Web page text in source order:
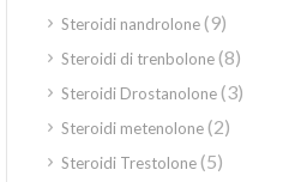
Steroidi nandrolone(9)
Steroidi di trenbolone(8)
Steroidi Drostanolone(3)
Steroidi metenolone(2)
Steroidi Trestolone(5)